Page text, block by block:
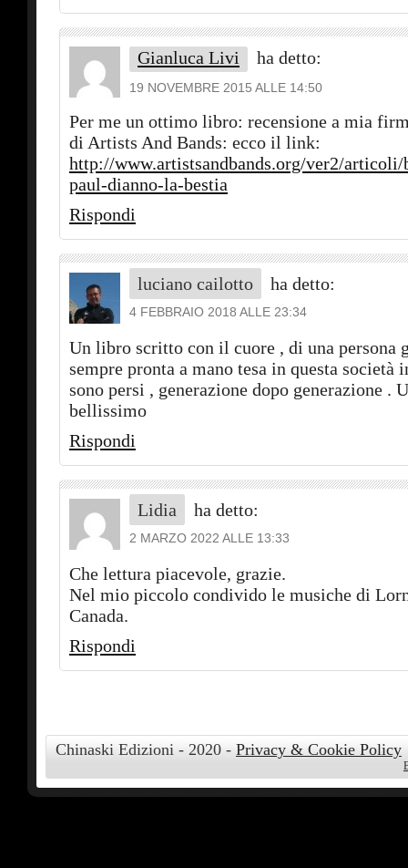
Gianluca Livi ha detto:
19 NOVEMBRE 2015 ALLE 14:50
Per me un ottimo libro: recensione a mia
di Artists And Bands: ecco il link:
http://www.artistsandbands.org/ver2/
paul-dianno-la-bestia
Rispondi
luciano cailotto ha detto:
4 FEBBRAIO 2018 ALLE 23:34
Un libro scritto con il cuore , di una persona
sempre pronta a mano tesa in questa
sono persi , generazione dopo generazione .
bellissimo
Rispondi
Lidia ha detto:
2 MARZO 2022 ALLE 13:33
Che lettura piacevole, grazie.
Nel mio piccolo condivido le musiche di
Canada.
Rispondi
Chinaski Edizioni - 2020 - Privacy & Cookie Policy